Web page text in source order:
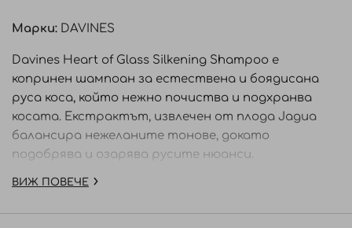
Марки: DAVINES
Davines Heart of Glass Silkening Shampoo е
копринен шампоан за естествена и боядисана
руса коса, който нежно почиства и подхранва
косата. Екстрактът, извлечен от плода Jagua
балансира нежеланите тонове, докато
подобрява и озарява русите нюанси.
* С нов аромат!
ЗЕЛЕН МУСКУСНО-ДЪРВЕСЕН АРОМАТ
ВИЖ ПОВЕЧЕ